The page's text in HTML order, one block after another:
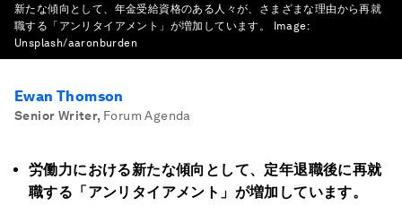
新たな傾向として、年金受給資格のある人々が、さまざまな理由から再就
職する「アンリタイアメント」が増加しています。
Image:
Unsplash/aaronburden
Ewan Thomson
Senior Writer, Forum Agenda
労働力における新たな傾向として、定年退職後に再就
職する「アンリタイアメント」が増加しています。